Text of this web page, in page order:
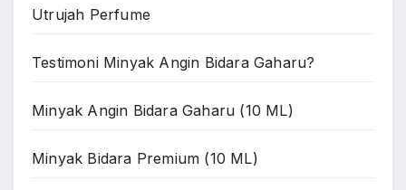
Utrujah Perfume
Testimoni Minyak Angin Bidara Gaharu?
Minyak Angin Bidara Gaharu (10 ML)
Minyak Bidara Premium (10 ML)